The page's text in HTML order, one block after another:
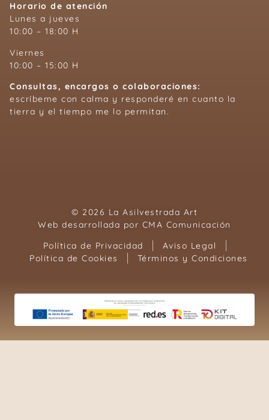
Horario de atención
Lunes a jueves
10:00 – 18:00 H
Viernes
10:00 – 15:00 H
Consultas, encargos o colaboraciones:
escríbeme con calma y responderé en cuanto la
tierra y el tiempo me lo permitan.
© 2026 La Asilvestrada Art
Web desarrollada por CMA Comunicación
Política de Privacidad
Aviso Legal
Política de Cookies
Términos y Condiciones